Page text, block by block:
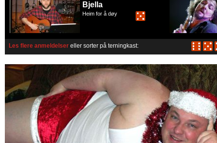
Bjella
Heim for å døy
Les flere anmeldelser eller sorter på terningkast: